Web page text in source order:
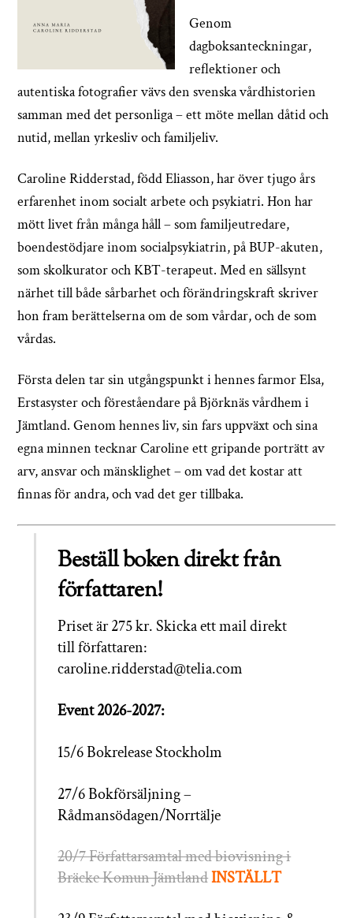
Genom
dagboksanteckningar,
reflektioner och
autentiska fotografier vävs den svenska vårdhistorien
samman med det personliga – ett möte mellan dåtid och
nutid, mellan yrkesliv och familjeliv.
Caroline Ridderstad, född Eliasson, har över tjugo års
erfarenhet inom socialt arbete och psykiatri. Hon har
mött livet från många håll – som familjeutredare,
boendestödjare inom socialpsykiatrin, på BUP-akuten,
som skolkurator och KBT-terapeut. Med en sällsynt
närhet till både sårbarhet och förändringskraft skriver
hon fram berättelserna om de som vårdar, och de som
vårdas.
Första delen tar sin utgångspunkt i hennes farmor Elsa,
Erstasyster och föreståendare på Björknäs vårdhem i
Jämtland. Genom hennes liv, sin fars uppväxt och sina
egna minnen tecknar Caroline ett gripande porträtt av
arv, ansvar och mänsklighet – om vad det kostar att
finnas för andra, och vad det ger tillbaka.
Beställ boken direkt från
författaren!
Priset är 275 kr. Skicka ett mail direkt
till författaren:
caroline.ridderstad@telia.com
Event 2026-2027:
15/6 Bokrelease Stockholm
27/6 Bokförsäljning –
Rådmansödagen/Norrtälje
20/7 Författarsamtal med biovisning i
Bräcke Komun JämtlandINSTÄLLT